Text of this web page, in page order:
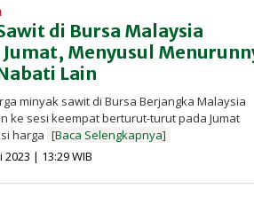
di Bursa Malaysia
Menyusul
Lain
minyak sawit di Bursa Berjangka Malaysia
ke sesi keempat berturut-turut pada Jumat
harga [Baca Selengkapnya]
2023 | 13:29 WIB
InfoSAWIT